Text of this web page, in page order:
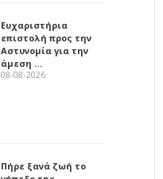
Ευχαριστήρια
επιστολή προς την
Αστυνομία για την
άμεση …
08-08-2026
Πήρε ξανά ζωή το